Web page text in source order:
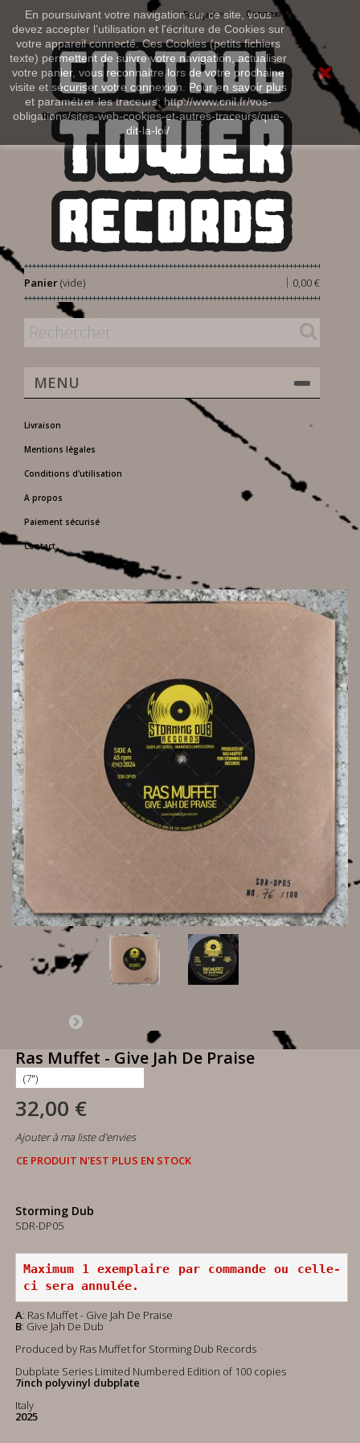
En poursuivant votre navigation sur ce site, vous
devez accepter l’utilisation et l'écriture de Cookies sur
votre appareil connecté. Ces Cookies (petits fichiers
texte) permettent de suivre votre navigation, actualiser
votre panier, vous reconnaitre lors de votre prochaine
visite et sécuriser votre connexion. Pour en savoir plus
et paramétrer les traceurs: http://www.cnil.fr/vos-
obligations/sites-web-cookies-et-autres-traceurs/que-
dit-la-loi/
Connexion
Français
Panier 0,00 €
|
(vide)
MENU
Livraison
Mentions légales
Conditions d'utilisation
A propos
Paiement sécurisé
Contact
Ras Muffet - Give Jah De Praise
32,00 €
Ajouter à ma liste d'envies
CE PRODUIT N'EST PLUS EN STOCK
Storming Dub
SDR-DP05
Maximum 1 exemplaire par commande ou celle-
ci sera annulée.
A: Ras Muffet - Give Jah De Praise
B: Give Jah De Dub
Produced by Ras Muffet for Storming Dub Records
Dubplate Series Limited Numbered Edition of 100 copies
7inch polyvinyl dubplate
Italy
2025